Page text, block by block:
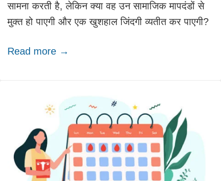
सामना करती है, लेकिन क्या वह उन सामाजिक मापदंडों से
मुक्त हो पाएगी और एक खुशहाल जिंदगी व्यतीत कर पाएगी?
Read more →